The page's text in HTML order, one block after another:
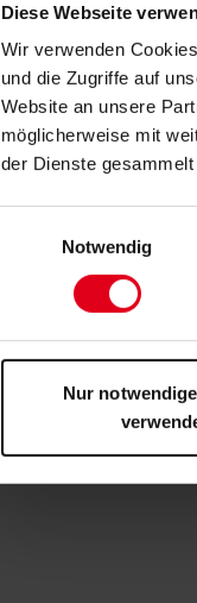
Diese Webseite
Wir verwenden
und die Zugriffe auf
Website an unsere
möglicherweise mit
der Dienste gesammelt
Notwendig
Nur